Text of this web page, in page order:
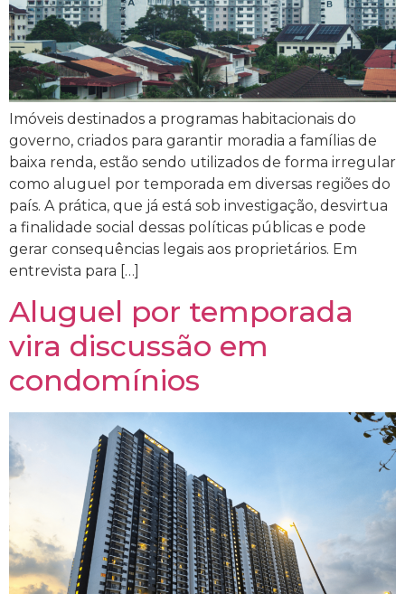
Imóveis destinados a programas habitacionais do
governo, criados para garantir moradia a famílias de
baixa renda, estão sendo utilizados de forma irregular
como aluguel por temporada em diversas regiões do
país. A prática, que já está sob investigação, desvirtua
a finalidade social dessas políticas públicas e pode
gerar consequências legais aos proprietários. Em
entrevista para […]
Aluguel por temporada
vira discussão em
condomínios